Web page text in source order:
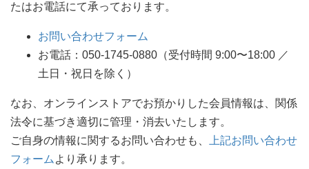
たはお電話にて承っております。
お問い合わせフォーム
お電話：050-1745-0880（受付時間 9:00〜18:00 ／
土日・祝日を除く）
なお、オンラインストアでお預かりした会員情報は、関係
法令に基づき適切に管理・消去いたします。
ご自身の情報に関するお問い合わせも、
上記お問い合わせ
フォーム より承ります。